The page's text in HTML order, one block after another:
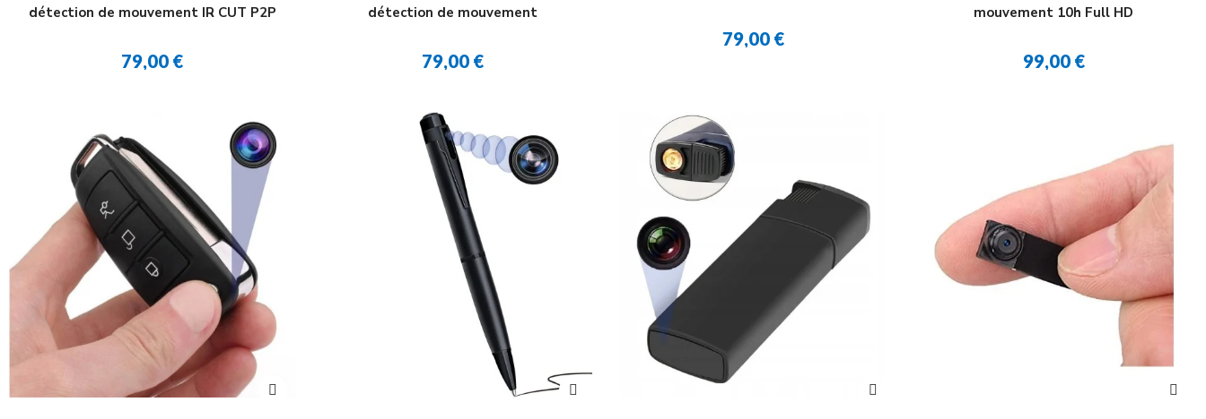
détection de mouvement IR CUT P2P
79,00 €
détection de mouvement
79,00 €
79,00 €
mouvement 10h Full HD
99,00 €